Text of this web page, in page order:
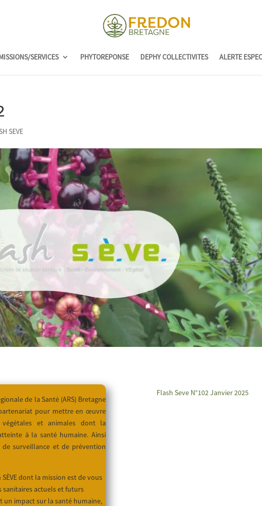
SERVICES PHYTOREPONSE DEPHY COLLECTIVITES ALERTE
SEVE
de la Santé (ARS) Bretagne
pour mettre en œuvre
végétales et animales dont la
à la santé humaine. Ainsi
de surveillance et de prévention
dont la mission est de vous
sanitaires actuels et futurs
un impact sur la santé humaine,
Flash Seve N°102 Janvier 2025